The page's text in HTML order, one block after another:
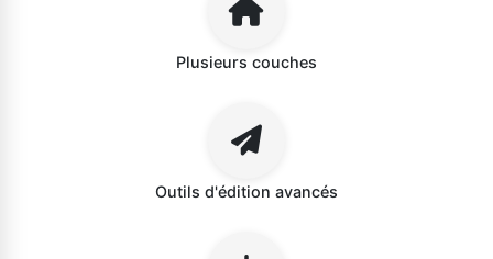
Plusieurs couches
Outils d'édition avancés